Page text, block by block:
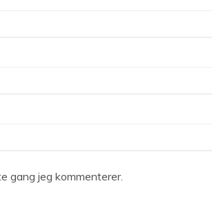
gang jeg kommenterer.